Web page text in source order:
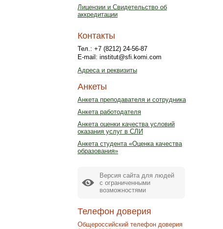
Лицензии и Свидетельство об
аккредитации
Контакты
Тел.: +7 (8212) 24-56-87
E-mail: institut@sfi.komi.com
Адреса и реквизиты
Анкеты
Анкета преподавателя и сотрудника
Анкета работодателя
Анкета оценки качества условий
оказания услуг в СЛИ
Анкета студента «Оценка качества
образования»
Версия сайта для людей
с ограниченными
возможностями
Телефон доверия
Общероссийский телефон доверия